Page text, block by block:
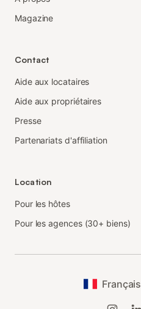
Magazine
Contact
Aide aux locataires
Aide aux propriétaires
Presse
Partenariats d'affiliation
Location
Pour les hôtes
Pour les agences (30+ biens)
Français